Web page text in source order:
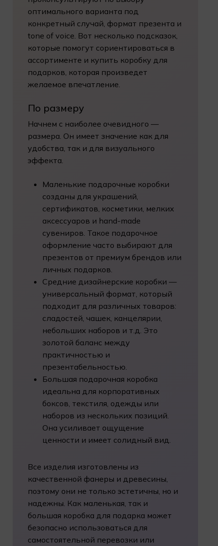
оптимального варианта под
конкретный случай, формат презента и
tone of voice. Вот несколько подсказок,
которые помогут сориентироваться в
ассортименте и купить коробку для
подарков, которая произведет
желаемое впечатление.
По размеру
Начнем с наиболее очевидного —
размера. Он имеет значение как для
удобства, так и для визуального
эффекта.
Маленькие подарочные коробки
созданы для украшений,
сертификатов, косметики, мелких
аксессуаров и hand-made
сувениров. Такое подарочное
оформление часто выбирают для
презентов от премиум брендов или
личных подарков.
Средние дизайнерские коробки —
универсальный формат, который
подходит для различных товаров:
сладостей, чашек, канцелярии
небольших наборов и т.д. Это
золотой баланс между
практичностью и
презентабельностью.
Большая подарочная коробка
идеальна для корпоративных
боксов, текстиля, одежды или
наборов из нескольких позиций.
Она усиливает ощущение
ценности и имеет солидный вид.
Все изделия изготовлены из
качественной фанеры и древесины,
поэтому они не только эстетичны, но и
надежны. Как маленькая, так и
большая коробка для подарка может
безопасно использоваться для
самостоятельной перевозки или